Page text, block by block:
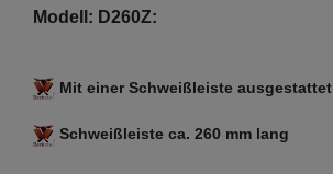
Modell: D260Z:
Mit einer Schweißleiste ausgestattet
Schweißleiste ca. 260 mm lang